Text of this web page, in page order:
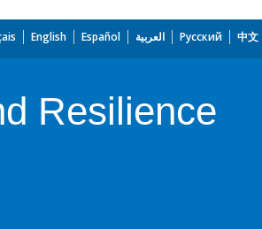
English Español العربية Русский 中文
Resilience